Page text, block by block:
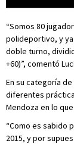
“Somos 80
polideportivo, y
doble turno,
+60)”, comentó
En su categoría
diferentes
Mendoza en lo
“Como es sabido
2015, y por